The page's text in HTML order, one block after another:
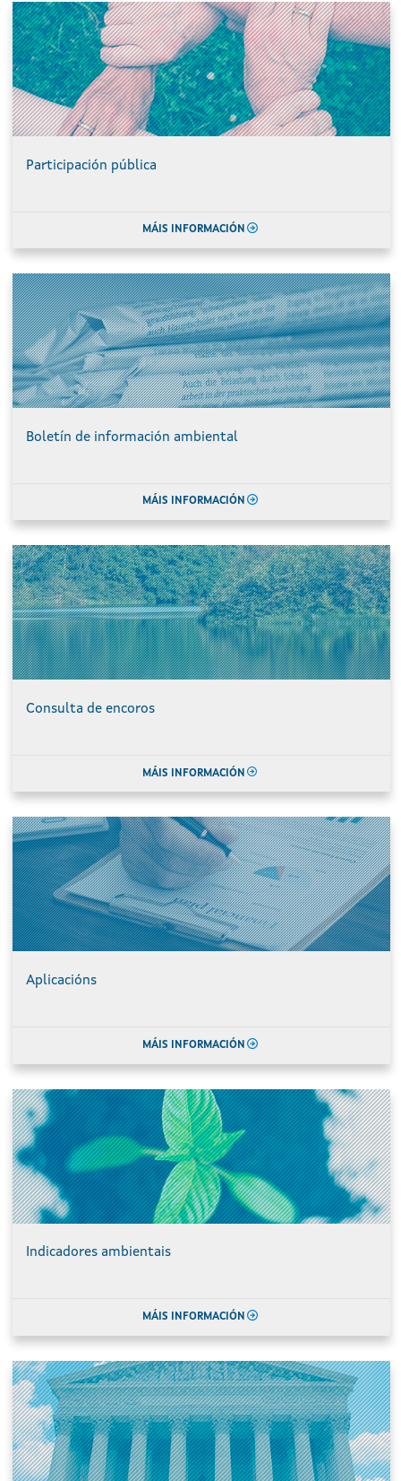
Participación pública
MÁIS INFORMACIÓN
Boletín de información ambiental
MÁIS INFORMACIÓN
Consulta de encoros
MÁIS INFORMACIÓN
Aplicacións
MÁIS INFORMACIÓN
Indicadores ambientais
MÁIS INFORMACIÓN